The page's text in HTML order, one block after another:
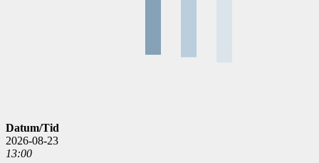
Datum/Tid
2026-08-23
13:00